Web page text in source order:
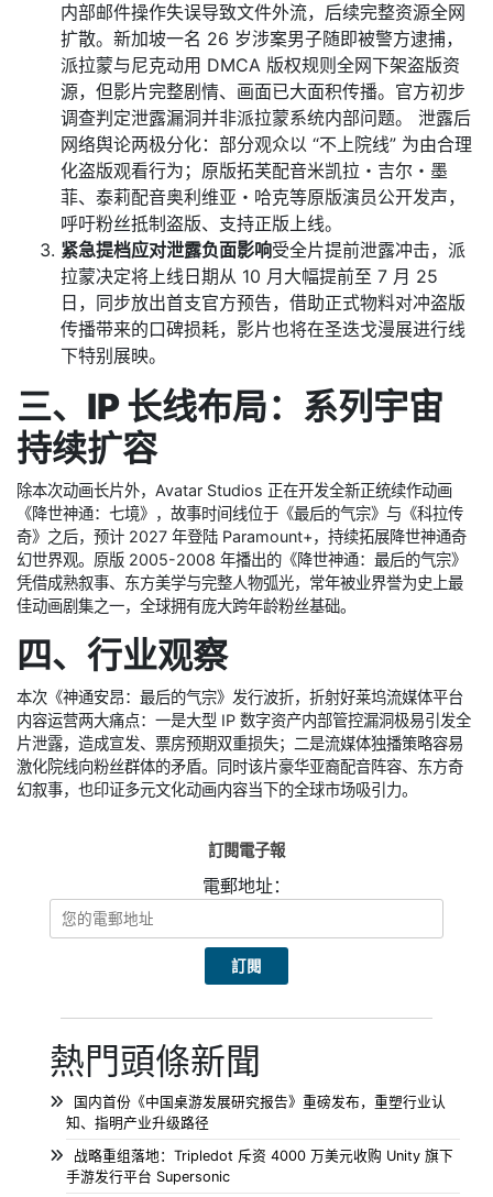
内部邮件操作失误导致文件外流，后续完整资源全网
扩散。新加坡一名 26 岁涉案男子随即被警方逮捕，
派拉蒙与尼克动用 DMCA 版权规则全网下架盗版资
源，但影片完整剧情、画面已大面积传播。官方初步
调查判定泄露漏洞并非派拉蒙系统内部问题。 泄露后
网络舆论两极分化：部分观众以 “不上院线” 为由合理
化盗版观看行为；原版拓芙配音米凯拉・吉尔・墨
菲、泰莉配音奥利维亚・哈克等原版演员公开发声，
呼吁粉丝抵制盗版、支持正版上线。
紧急提档应对泄露负面影响受全片提前泄露冲击，派
拉蒙决定将上线日期从 10 月大幅提前至 7 月 25
日，同步放出首支官方预告，借助正式物料对冲盗版
传播带来的口碑损耗，影片也将在圣迭戈漫展进行线
下特别展映。
三、IP 长线布局：系列宇宙
持续扩容
除本次动画长片外，Avatar Studios 正在开发全新正统续作动画
《降世神通：七境》，故事时间线位于《最后的气宗》与《科拉传
奇》之后，预计 2027 年登陆 Paramount+，持续拓展降世神通奇
幻世界观。原版 2005-2008 年播出的《降世神通：最后的气宗》
凭借成熟叙事、东方美学与完整人物弧光，常年被业界誉为史上最
佳动画剧集之一，全球拥有庞大跨年龄粉丝基础。
四、行业观察
本次《神通安昂：最后的气宗》发行波折，折射好莱坞流媒体平台
内容运营两大痛点：一是大型 IP 数字资产内部管控漏洞极易引发全
片泄露，造成宣发、票房预期双重损失；二是流媒体独播策略容易
激化院线向粉丝群体的矛盾。同时该片豪华亚裔配音阵容、东方奇
幻叙事，也印证多元文化动画内容当下的全球市场吸引力。
訂閱電子報
電郵地址：
熱門頭條新聞
国内首份《中国桌游发展研究报告》重磅发布，重塑行业认
知、指明产业升级路径
战略重组落地：Tripledot 斥资 4000 万美元收购 Unity 旗下
手游发行平台 Supersonic